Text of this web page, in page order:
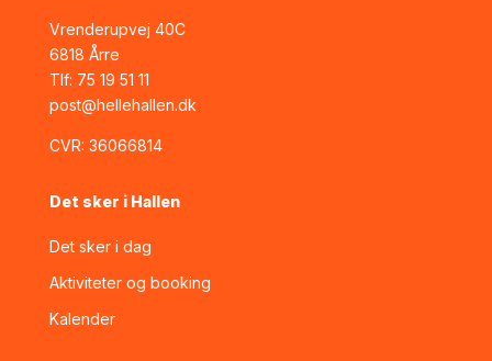
Vrenderupvej 40C
6818 Årre
Tlf: 75 19 51 11
post@hellehallen.dk
CVR: 36066814
Det sker i Hallen
Det sker i dag
Aktiviteter og booking
Kalender